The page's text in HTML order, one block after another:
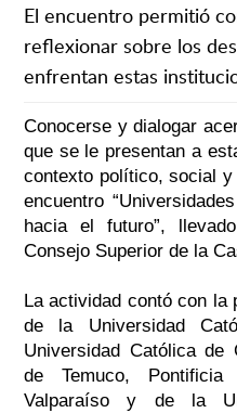
El encuentro permitió
reflexionar sobre los
enfrentan estas
Conocerse y dialogar
que se le presentan a
contexto político, social
encuentro
hacia el futuro”,
Consejo Superior de la
La actividad contó con la
de la Universidad
Universidad Católica de
de Temuco,
Valparaíso y de la